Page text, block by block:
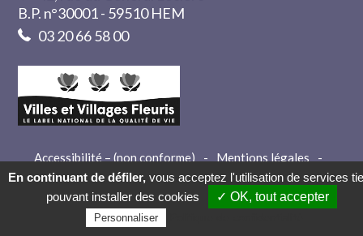
B.P. n°30001 - 59510 HEM
03 20 66 58 00
Accessibilité – (non conforme) - Mentions légales
-
Crédits
- Contact
En continuant de défiler, vous acceptez l'utilisation de services
pouvant installer des cookies
✓ OK, tout accepter
Personnaliser